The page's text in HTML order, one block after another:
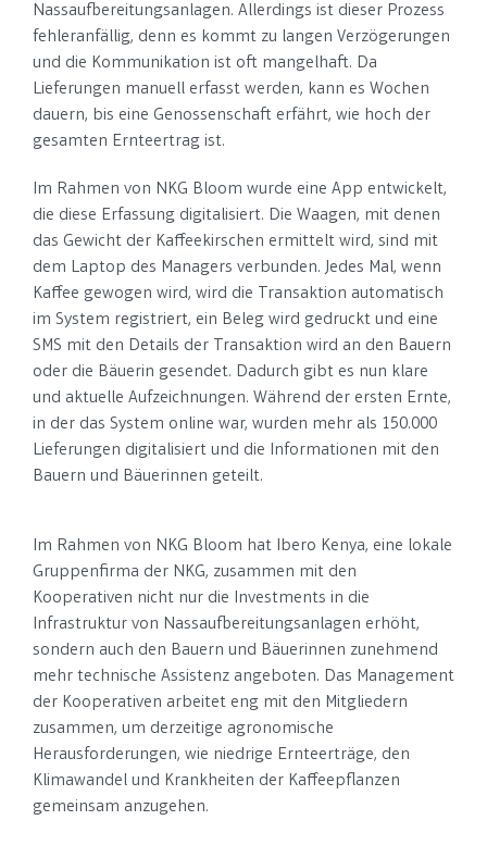
Nassaufbereitungsanlagen. Allerdings ist dieser Prozess
fehleranfällig, denn es kommt zu langen Verzögerungen
und die Kommunikation ist oft mangelhaft. Da
Lieferungen manuell erfasst werden, kann es Wochen
dauern, bis eine Genossenschaft erfährt, wie hoch der
gesamten Ernteertrag ist.
Im Rahmen von NKG Bloom wurde eine App entwickelt,
die diese Erfassung digitalisiert. Die Waagen, mit denen
das Gewicht der Kaffeekirschen ermittelt wird, sind mit
dem Laptop des Managers verbunden. Jedes Mal, wenn
Kaffee gewogen wird, wird die Transaktion automatisch
im System registriert, ein Beleg wird gedruckt und eine
SMS mit den Details der Transaktion wird an den Bauern
oder die Bäuerin gesendet. Dadurch gibt es nun klare
und aktuelle Aufzeichnungen. Während der ersten Ernte,
in der das System online war, wurden mehr als 150.000
Lieferungen digitalisiert und die Informationen mit den
Bauern und Bäuerinnen geteilt.
Im Rahmen von NKG Bloom hat Ibero Kenya, eine lokale
Gruppenfirma der NKG, zusammen mit den
Kooperativen nicht nur die Investments in die
Infrastruktur von Nassaufbereitungsanlagen erhöht,
sondern auch den Bauern und Bäuerinnen zunehmend
mehr technische Assistenz angeboten. Das Management
der Kooperativen arbeitet eng mit den Mitgliedern
zusammen, um derzeitige agronomische
Herausforderungen, wie niedrige Ernteerträge, den
Klimawandel und Krankheiten der Kaffeepflanzen
gemeinsam anzugehen.